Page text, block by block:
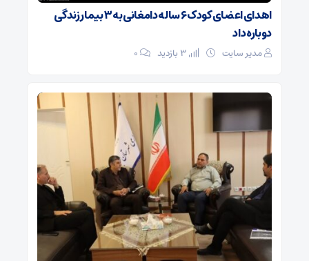
اهدای اعضای کودک ۶ ساله دامغانی به ۳ بیمار زندگی
دوباره داد
مدیر سایت ۰